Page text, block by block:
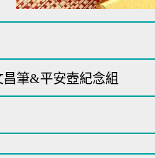
昌筆&平安壺紀念組